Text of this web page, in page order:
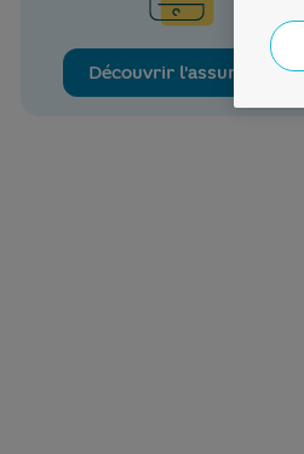
Découvrir l'assurance